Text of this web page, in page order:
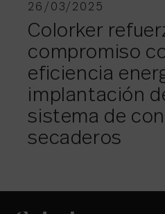
26/03/2025
Colorker
compromiso
eficiencia
implantación
sistema de
secaderos